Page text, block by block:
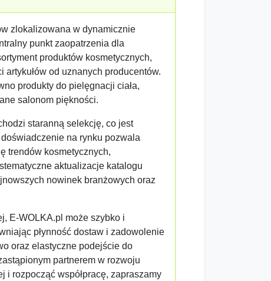
zlokalizowana w dynamicznie
punkt zaopatrzenia dla
produktów kosmetycznych,
od uznanych producentów.
produkty do pielęgnacji ciała,
salonom piękności.
staranną selekcję, co jest
na rynku pozwala
trendów kosmetycznych,
aktualizacje katalogu
nowinek branżowych oraz
E-WOLKA.pl może szybko i
płynność dostaw i zadowolenie
oraz elastyczne podejście do
partnerem w rozwoju
i rozpocząć współpracę, zapraszamy